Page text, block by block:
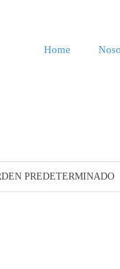
Home